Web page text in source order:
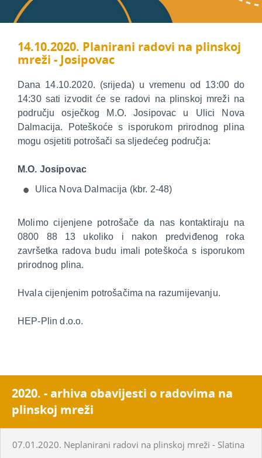
14.10.2020. Planirani radovi na plinskoj
mreži - Josipovac
Dana 14.10.2020. (srijeda) u vremenu od 13:00 do
14:30 sati izvodit će se radovi na plinskoj mreži na
području osječkog M.O. Josipovac u Ulici Nova
Dalmacija. Poteškoće s isporukom prirodnog plina
mogu osjetiti potrošači sa sljedećeg područja:
M.O. Josipovac
Ulica Nova Dalmacija (kbr. 2-48)
Molimo cijenjene potrošače da nas kontaktiraju na
0800 88 13 ukoliko i nakon predviđenog roka
završetka radova budu imali poteškoća s isporukom
prirodnog plina.
Hvala cijenjenim potrošačima na razumijevanju.
HEP-Plin d.o.o.
2020. - arhiva obavijesti o radovima na
plinskoj mreži
07.01.2020. Neplanirani radovi na plinskoj mreži - Slatina